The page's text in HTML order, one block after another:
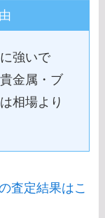
強いで
金属・ブ
相場より
査定結果はこ